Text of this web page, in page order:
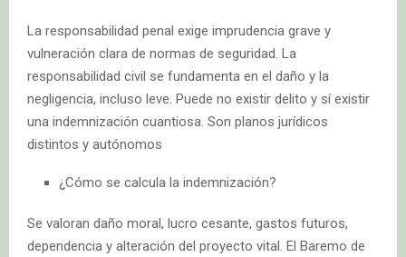
La responsabilidad penal exige imprudencia grave y
vulneración clara de normas de seguridad. La
responsabilidad civil se fundamenta en el daño y la
negligencia, incluso leve. Puede no existir delito y sí existir
una indemnización cuantiosa. Son planos jurídicos
distintos y autónomos
¿Cómo se calcula la indemnización?
Se valoran daño moral, lucro cesante, gastos futuros,
dependencia y alteración del proyecto vital. El Baremo de